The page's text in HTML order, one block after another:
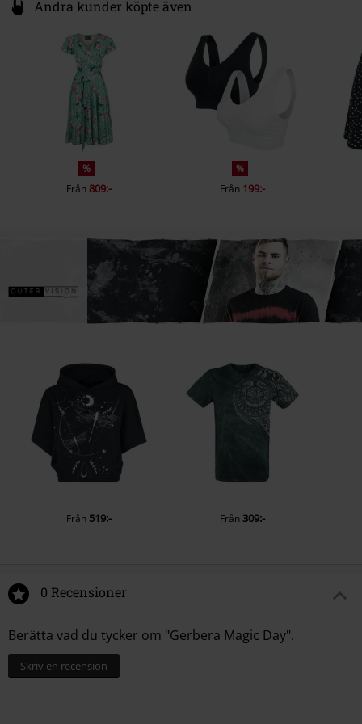
Andra kunder köpte även
%
Från 809:-
%
Från 199:-
Från 519:- Från309:-
0 Recensioner
Berätta vad du tycker om "Gerbera Magic Day".
Skriv en recension